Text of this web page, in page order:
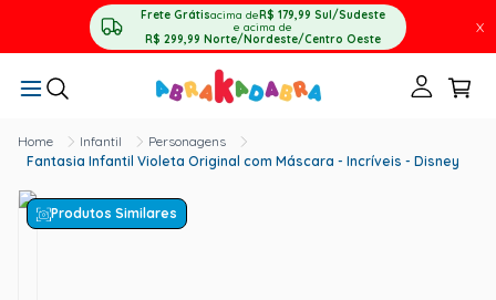
Frete Grátisacima deR$ 179,99 Sul/Sudeste
e acima de
R$ 299,99 Norte/Nordeste/Centro Oeste
X
Infantil
Personagens
Fantasia Infantil Violeta Original com Máscara - Incríveis - Disney
Produtos Similares